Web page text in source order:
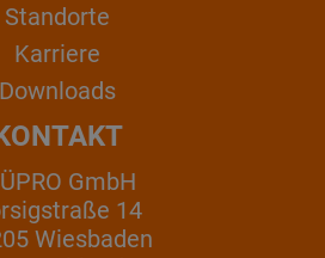
Standorte
Karriere
Downloads
GmbH
14
Wiesbaden